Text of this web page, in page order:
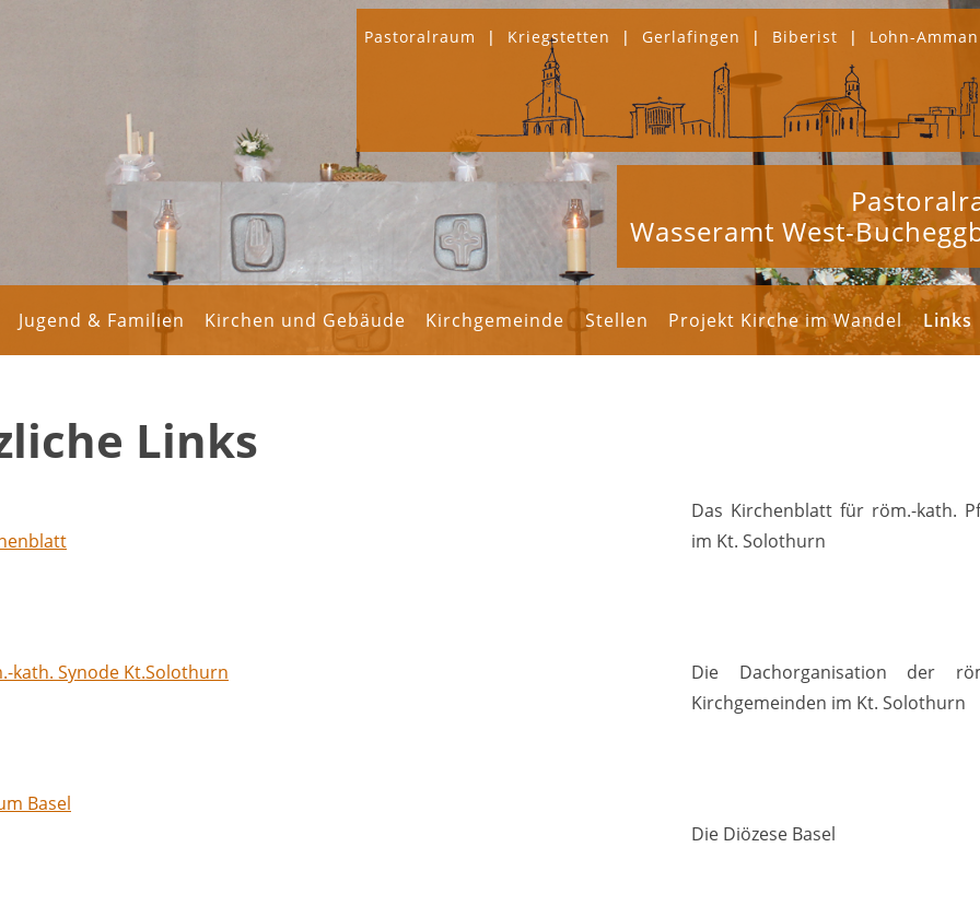
Pastoralraum | Kriegstetten | Gerlafingen | Biberist | Lohn-
Wasseramt West-
Jugend & Familien Kirchen und Gebäude Kirchgemeinde Stellen Projekt Kirche im Wandel Links
Das Kirchenblatt für röm.-kath.
im Kt. Solothurn
Die Dachorganisation der
Kirchgemeinden im Kt. Solothurn
Die Diözese Basel
Links
kath. Synode Kt.Solothurn
Basel